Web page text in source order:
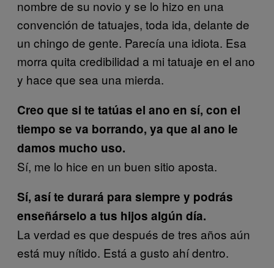
nombre de su novio y se lo hizo en una
convención de tatuajes, toda ida, delante de
un chingo de gente. Parecía una idiota. Esa
morra quita credibilidad a mi tatuaje en el ano
y hace que sea una mierda.
Creo que si te tatúas el ano en sí, con el
tiempo se va borrando, ya que al ano le
damos mucho uso.
Sí, me lo hice en un buen sitio aposta.
Sí, así te durará para siempre y podrás
enseñárselo a tus hijos algún día.
La verdad es que después de tres años aún
está muy nítido. Está a gusto ahí dentro.